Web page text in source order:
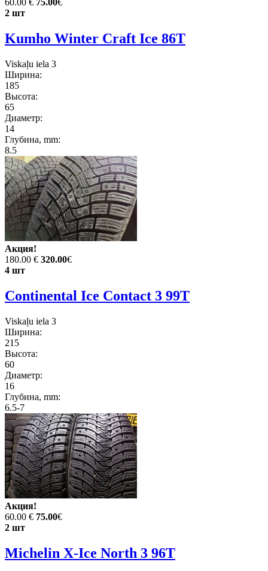
60.00 € 75.00€
2 шт
Kumho Winter Craft Ice 86T
Viskaļu iela 3
Ширина:
185
Высота:
65
Диаметр:
14
Глубина, mm:
8.5
Акция!
180.00 € 320.00€
4 шт
Continental Ice Contact 3 99T
Viskaļu iela 3
Ширина:
215
Высота:
60
Диаметр:
16
Глубина, mm:
6.5-7
Акция!
60.00 € 75.00€
2 шт
Michelin X-Ice North 3 96T